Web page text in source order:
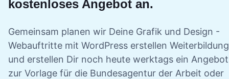
kostenloses Angebot an.
Gemeinsam planen wir Deine Grafik und Design -
Webauftritte mit WordPress erstellen Weiterbildung
und erstellen Dir noch heute werktags ein Angebot
zur Vorlage für die Bundesagentur der Arbeit oder